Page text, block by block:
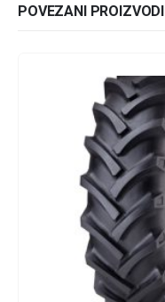
POVEZANI PROIZVODI